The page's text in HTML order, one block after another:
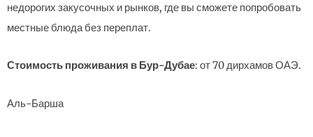
недорогих закусочных и рынков, где вы сможете попробовать
местные блюда без переплат.
Стоимость проживания в Бур-Дубае: от 70 дирхамов ОАЭ.
Аль-Барша